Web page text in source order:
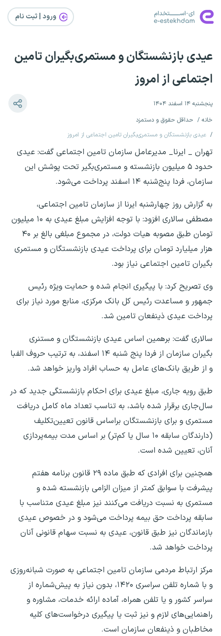
ورود | ثبت‌ نام
عیدی بازنشستگان و مستمری‌بگیران تامین
اجتماعی از امروز
پنجشنبه ۱۴ اسفند ۱۴۰۴
خانه
حداقل حقوق و دستمزد
عیدی بازنشستگان و مستمری‌بگیران تامین اجتماعی از امروز
تهران _ ایرنا_ مدیرعامل سازمان تامین اجتماعی گفت: عیدی
حدود ۵ میلیون بازنشسته و مستمری‌بگیر تحت پوشش این
سازمان، فردا پنج‌شنبه ۱۴ اسفند پرداخت می‌شود.
به گزارش روز چهارشنبه ایرنا از سازمان تامین اجتماعی،
مصطفی سالاری افزود: با توجه افزایش مبلغ عیدی به ۱۰ میلیون
تومان طبق مصوبه هیات دولت، در مجموع مبلغی بالغ بر ۴۰
هزار میلیارد تومان برای پرداخت عیدی بازنشستگان و مستمری
بگیران تامین اجتماعی نیاز بود.
وی تصریح کرد: با پیگیری‌ انجام شده و حمایت ویژه رئیس
جمهور و مساعدت رئیس کل بانک مرکزی، منابع مورد نیاز برای
پرداخت عیدی ذینفعان تامین شد.
سالاری گفت: برهمین اساس عیدی بازنشستگان و مستنری
بگیران سازمان از فردا پنج شنبه ۱۴ اسفند، به ترتیب حروف الفبا
و از طریق بانک‌های عامل به حساب افراد واریز خواهد شد.
طبق رویه جاری، مبلغ عیدی برای احکام بازنشستگی جدید که در
سال‌جاری برقرار شده باشد، به تناسب تعداد ماه کامل دریافت
مستمری و برای بازنشستگان براساس قانون تعیین‌تکلیف
(دارندگان سابقه ۱۰ سال یا کم‌تر) بر اساس مدت بیمه‌پردازی
آنان، تعیین شده است.
همچنین برای افرادی که طبق ماده ۲۹ قانون برنامه هفتم
پیشرفت با سوابق کمتر از میزان الزامی بازنشسته شده و
مستمری به نسبت دریافت می‌کنند نیز مبلغ عیدی متناسب با
سابقه پرداخت حق بیمه پرداخت می‌شود و در خصوص عیدی
بازماندگان نیز طبق قانون، عیدی به نسبت سهام قانونی آنان
پرداخت خواهد شد.
مرکز ارتباط مردمی سازمان تامین اجتماعی به صورت شبانه‌روزی
و با شماره تلفن سراسری ۱۴۲۰، بدون نیاز به پیش‌شماره از
سراسر کشور و یا تلفن همراه، آماده ارائه خدمات، مشاوره و
راهنمایی‌های لازم‌ و نیز ثبت یا پیگیری درخواست‌های کلیه
مخاطبان و ذینفعان سازمان است.